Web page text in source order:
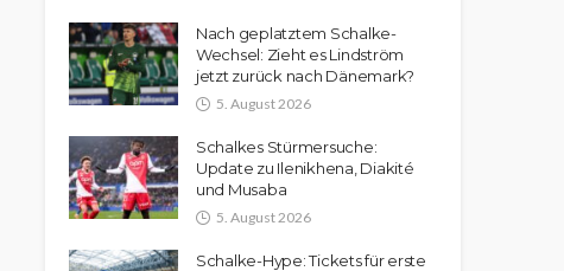
Nach geplatztem Schalke-
Wechsel: Zieht es Lindström
jetzt zurück nach Dänemark?
5. August 2026
Schalkes Stürmersuche:
Update zu Ilenikhena, Diakité
und Musaba
5. August 2026
Schalke-Hype: Tickets für erste